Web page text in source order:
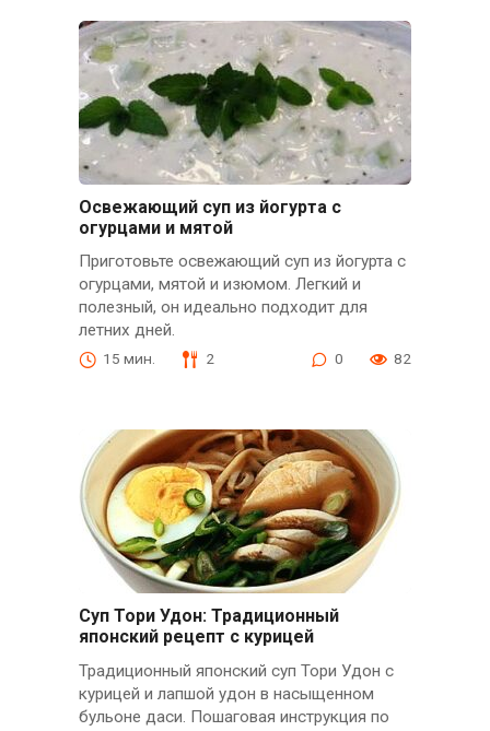
Освежающий суп из йогурта с
огурцами и мятой
Приготовьте освежающий суп из йогурта с
огурцами, мятой и изюмом. Легкий и
полезный, он идеально подходит для
летних дней.
15 мин. 2 0 82
Суп Тори Удон: Традиционный
японский рецепт с курицей
Традиционный японский суп Тори Удон с
курицей и лапшой удон в насыщенном
бульоне даси. Пошаговая инструкция по